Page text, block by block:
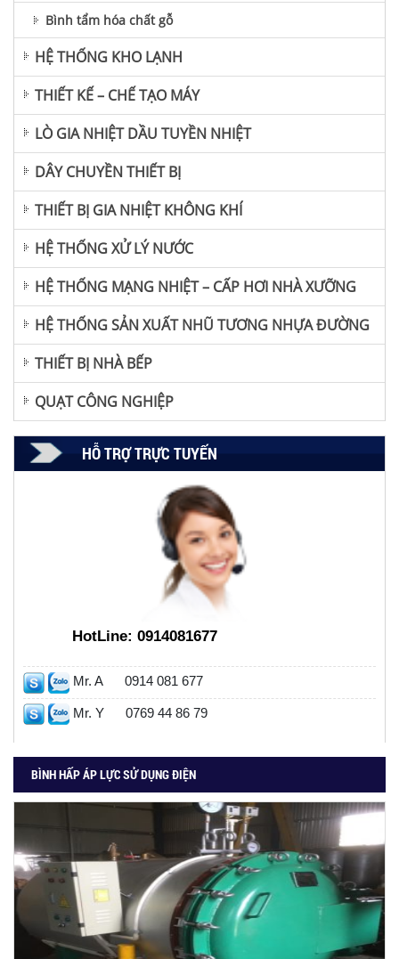
Bình tẩm hóa chất gỗ
HỆ THỐNG KHO LẠNH
THIẾT KẾ – CHẾ TẠO MÁY
LÒ GIA NHIỆT DẦU TUYỀN NHIỆT
DÂY CHUYỀN THIẾT BỊ
THIẾT BỊ GIA NHIỆT KHÔNG KHÍ
HỆ THỐNG XỬ LÝ NƯỚC
HỆ THỐNG MẠNG NHIỆT – CẤP HƠI NHÀ XƯỠNG
HỆ THỐNG SẢN XUẤT NHŨ TƯƠNG NHỰA ĐƯỜNG
THIẾT BỊ NHÀ BẾP
QUẠT CÔNG NGHIỆP
HỖ TRỢ TRỰC TUYẾN
HotLine:0914081677
Mr. A 0914 081 677
Mr. Y 0769 44 86 79
BÌNH HẤP ÁP LỰC SỬ DỤNG ĐIỆN